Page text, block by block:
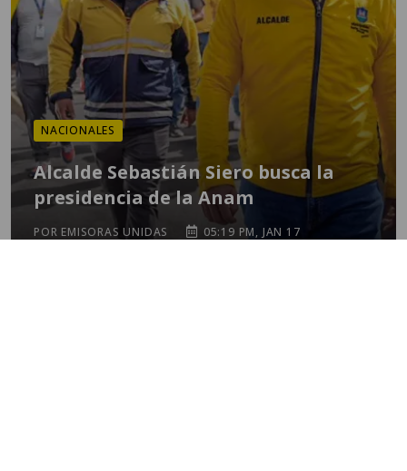
NACIONALES
Alcalde Sebastián Siero busca la
presidencia de la Anam
POR EMISORAS UNIDAS 05:19 PM, JAN 17